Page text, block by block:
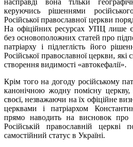
керуючись рішеннями
Російської православної церкви
На офіційних ресурсах УПЦ лише є
без основоположних статей про
патріарху і підлеглість його
Російської православної церкви,
створення видимості «автокефалії».
Крім того на догоду російському
канонічною жодну помісну церкву,
своєї, незважаючи на їх офіційне
церквами і патріархом
прямо наводить на висновок про
Російській православній
самостійний статус в Україні.